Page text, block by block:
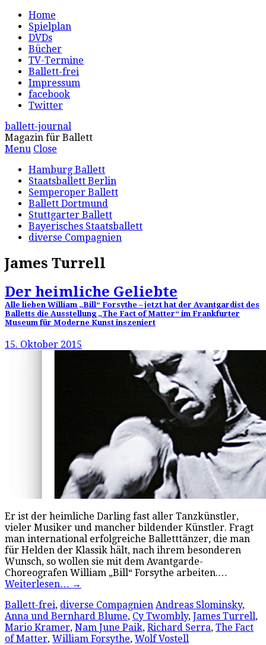
Home
Spielplan
DVDs
Bücher
TV-Termine
Ballett-frei
Impressum
facebook
Twitter
ballett-journal
Magazin für Ballett
Menu Close
Hamburg Ballett
Staatsballett Berlin
Semperoper Ballett
Ballett Dortmund
Stuttgarter Ballett
Bayerisches Staatsballett
diverse Compagnien
James Turrell
Der heimliche Geliebte
Alle lieben William „Bill“ Forsythe – jetzt hat der Avantgardist des
Balletts die Ausstellung „The Fact of Matter“ im Frankfurter
Museum für Moderne Kunst inszeniert
15. Oktober 2015
Er ist der heimliche Darling fast aller Tanzkünstler,
vieler Musiker und mancher bildender Künstler. Fragt
man international erfolgreiche Balletttänzer, die man
für Helden der Klassik hält, nach ihrem besonderen
Wunsch, so wollen sie mit dem Avantgarde-
Choreografen William „Bill“ Forsythe arbeiten.…
Weiterlesen… →
Ballett-frei, diverse Compagnien Andreas Slominsky,
Anna und Bernhard Blume, Cy Twombly, James Turrell,
Mario Kramer, Nam June Paik, Richard Serra, The Fact
of Matter, William Forsythe, Wolf Vostell